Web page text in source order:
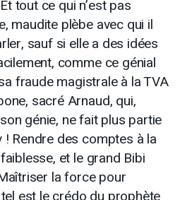
tout ce qui n’est pas
maudite plèbe avec qui il
sauf si elle a des idées
comme ce génial
fraude magistrale à la TVA
sacré Arnaud, qui,
génie, ne fait plus partie
! Rendre des comptes à la
et le grand Bibi
la force pour